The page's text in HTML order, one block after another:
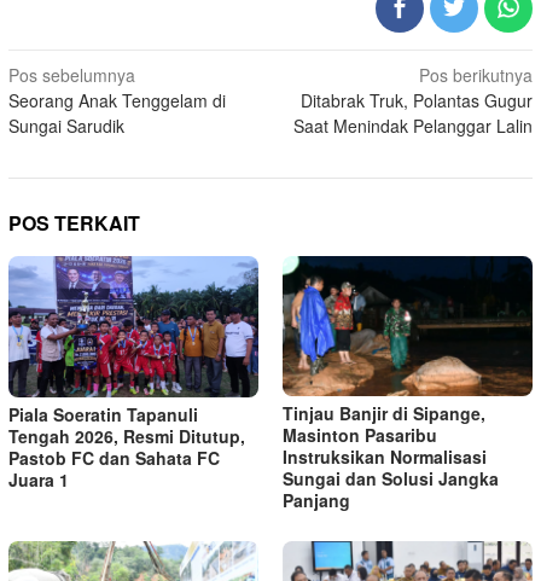
Navigasi
pos
Pos sebelumnya
Seorang Anak Tenggelam di
Sungai Sarudik
Pos berikutnya
Ditabrak Truk, Polantas Gugur
Saat Menindak Pelanggar Lalin
POS TERKAIT
Piala Soeratin Tapanuli
Tengah 2026, Resmi Ditutup,
Pastob FC dan Sahata FC
Juara 1
Tinjau Banjir di Sipange,
Masinton Pasaribu
Instruksikan Normalisasi
Sungai dan Solusi Jangka
Panjang